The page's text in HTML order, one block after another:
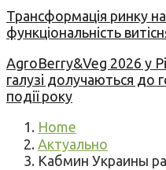
Трансформація ринку
функціональність
AgroBerry&Veg 2026 у
галузі долучаються до
події року
Home
Актуально
Кабмин Украины